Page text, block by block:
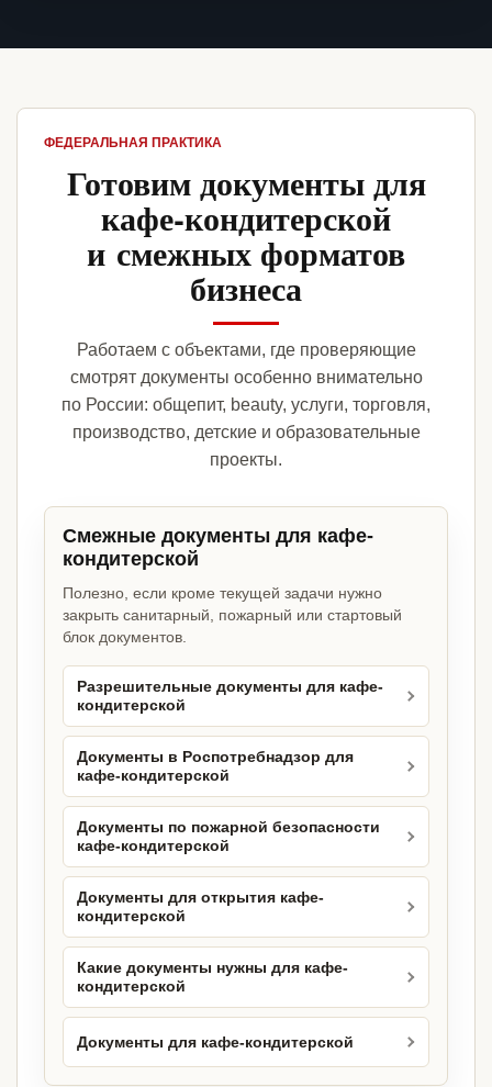
ФЕДЕРАЛЬНАЯ ПРАКТИКА
Готовим документы для
кафе-кондитерской
и смежных форматов
бизнеса
Работаем с объектами, где проверяющие
смотрят документы особенно внимательно
по России: общепит, beauty, услуги, торговля,
производство, детские и образовательные
проекты.
Смежные документы для кафе-
кондитерской
Полезно, если кроме текущей задачи нужно
закрыть санитарный, пожарный или стартовый
блок документов.
Разрешительные документы для кафе-
кондитерской
Документы в Роспотребнадзор для
кафе-кондитерской
Документы по пожарной безопасности
кафе-кондитерской
Документы для открытия кафе-
кондитерской
Какие документы нужны для кафе-
кондитерской
Документы для кафе-кондитерской